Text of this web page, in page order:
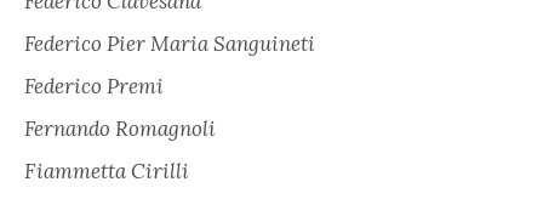
Federico Pier Maria Sanguineti
Federico Premi
Fernando Romagnoli
Fiammetta Cirilli